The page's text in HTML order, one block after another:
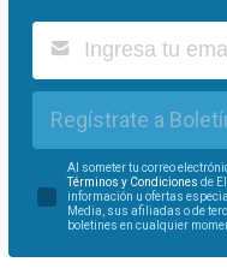
Regístrate a
Al someter tu correo
Términos y Condiciones de
información u ofertas
Media, sus afiliadas o de
boletines en cualquier